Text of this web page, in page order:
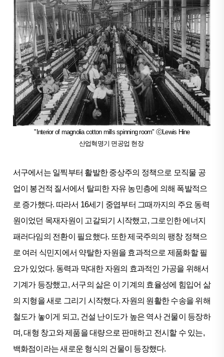
"Interior of magnolia cotton mills spinning room" ⓒLewis Hine
산업혁명기 면공업 현장
서구에서는 일찍부터 활발한 중상주의 정책으로 모직물 공
업이 봉건적 질서에서 탈피한 자유 농민층에 의해 폭발적으
로 증가했다. 따라서 16세기 중엽부터 그때까지의 주요 동력
원이었던 목재자원이 고갈되기 시작했고, 그로인한 에너지
패러다임의 전환이 필요했다. 또한 제국주의의 팽창 정책으
로 여러 식민지에서 약탈한 자원을 효과적으로 제품화할 필
요가 있었다. 동력과 막대한 자원의 효과적인 가공을 위해서
기계가 등장했고, 서구의 삶은 이 기계의 효율성에 힘입어 삶
의 지형을 새로 그리기 시작했다. 자원의 원활한 수송을 위해
철도가 놓이게 되고, 건설 난이도가 높은 역사 건물이 등장하
며, 대형 창고와 제품을 대량으로 판매하고 전시할 수 있는,
백화점이라는 새로운 형식의 건물이 등장했다.